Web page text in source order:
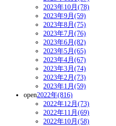
2023年10月(78)
2023年9月(59)
2023年8月(75)
2023年7月(76)
2023年6月(82)
2023年5月(65)
2023年4月(67)
2023年3月(74)
2023年2月(73)
2023年1月(59)
open2022年(816)
2022年12月(73)
2022年11月(69)
2022年10月(58)